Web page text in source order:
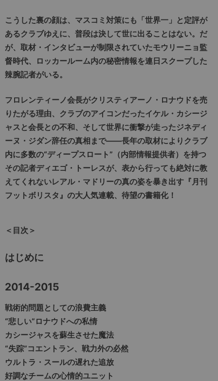
こうした裏の顔は、マスコミ対策にも「世界一」と定評が
あるクラブゆえに、普段は決して世に出ることはない。だ
が、取材・インタビューが制限されていたモウリーニョ監
督時代、ロッカールーム内の秘密情報を連日スクープした
辣腕記者がいる。
フロレンティーノ会長がクリスティアーノ・ロナウドを売
りたがる理由、クラブのアイコンだったイケル・カシージ
ャスと会長との不和、そして世界に衝撃が走ったジネディ
ーヌ・ジダン辞任の真相まで――長年の取材によりクラブ
内に多数の“ディープスロート”（内部情報提供者）を持つ
その記者ディエゴ・トーレスが、表から行っても絶対に教
えてくれないレアル・マドリーの真の姿を暴き出す『月刊
フットボリスタ』の大人気連載、待望の書籍化！
＜目次＞
はじめに
2014-2015
戦術的問題としての浪費主義
“悲しい”ロナウドへの私情
カシージャスを蘇生させた魔法
“失踪”コエントラン、戦力外の必然
ウルトラ・スールの遅れた追放
好調なチームの心情的ユニット